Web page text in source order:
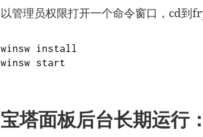
以管理员权限打开一个命令窗口，cd到
winsw install
winsw start
宝塔面板后台长期运行